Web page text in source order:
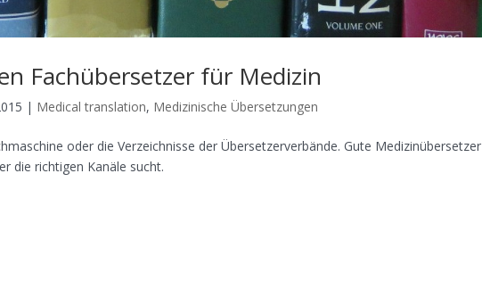
Fachübersetzer für Medizin
| Medical translation, Medizinische Übersetzungen
oder die Verzeichnisse der Übersetzerverbände. Gute Medizinübersetzer
die richtigen Kanäle sucht.